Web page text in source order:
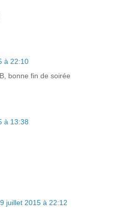
à 22:10
bonne fin de soirée
à 13:38
juillet 2015 à 22:12